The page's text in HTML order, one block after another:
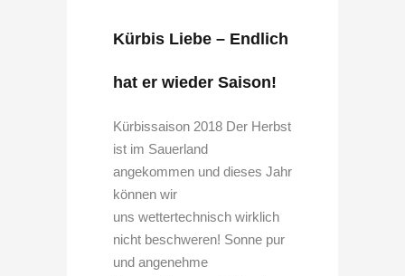
Kürbis Liebe – Endlich
hat er wieder Saison!
Kürbissaison 2018 Der Herbst
ist im Sauerland
angekommen und dieses Jahr
können wir
uns wettertechnisch wirklich
nicht beschweren! Sonne pur
und angenehme